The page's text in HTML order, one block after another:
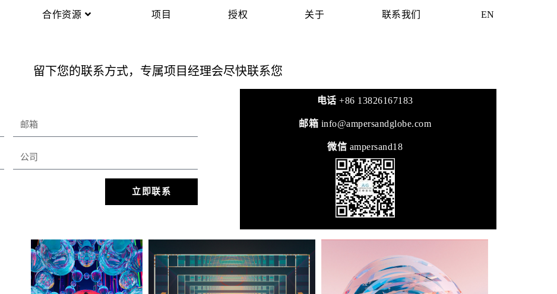
合作资源 项目 授权 关于 联系我们 EN
留下您的联系方式，专属项目经理会尽快联系您
立即联系
电话+86 13826167183
邮箱 info@ampersandglobe.com
微信 ampersand18